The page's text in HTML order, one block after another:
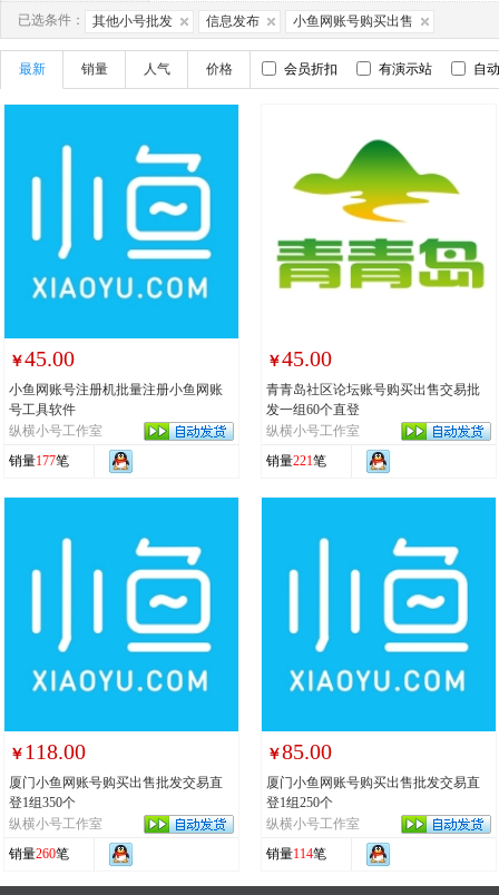
已选条件： 其他小号批发 信息发布 小鱼网账号购买出售
最新 销量 人气 价格 会员折扣 有演示站 自
￥45.00
小鱼网账号注册机批量注册小鱼网账
号工具软件
纵横小号工作室
销量177笔
￥45.00
青青岛社区论坛账号购买出售交易批
发一组60个直登
纵横小号工作室
销量221笔
￥ 118.00
厦门小鱼网账号购买出售批发交易直
登1组350个
纵横小号工作室
销量260笔
￥85.00
厦门小鱼网账号购买出售批发交易直
登1组250个
纵横小号工作室
销量114笔